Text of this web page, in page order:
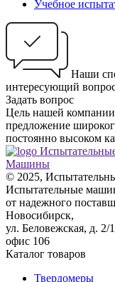
Учебное
Наши
интересующий
Задать вопрос
Цель нашей
предложение
постоянно высоком
Машины
© 2025,
Испытательные
от надежного
Новосибирск,
ул. Беловежская, д. 2/
офис 106
Каталог товаров
Твердомеры